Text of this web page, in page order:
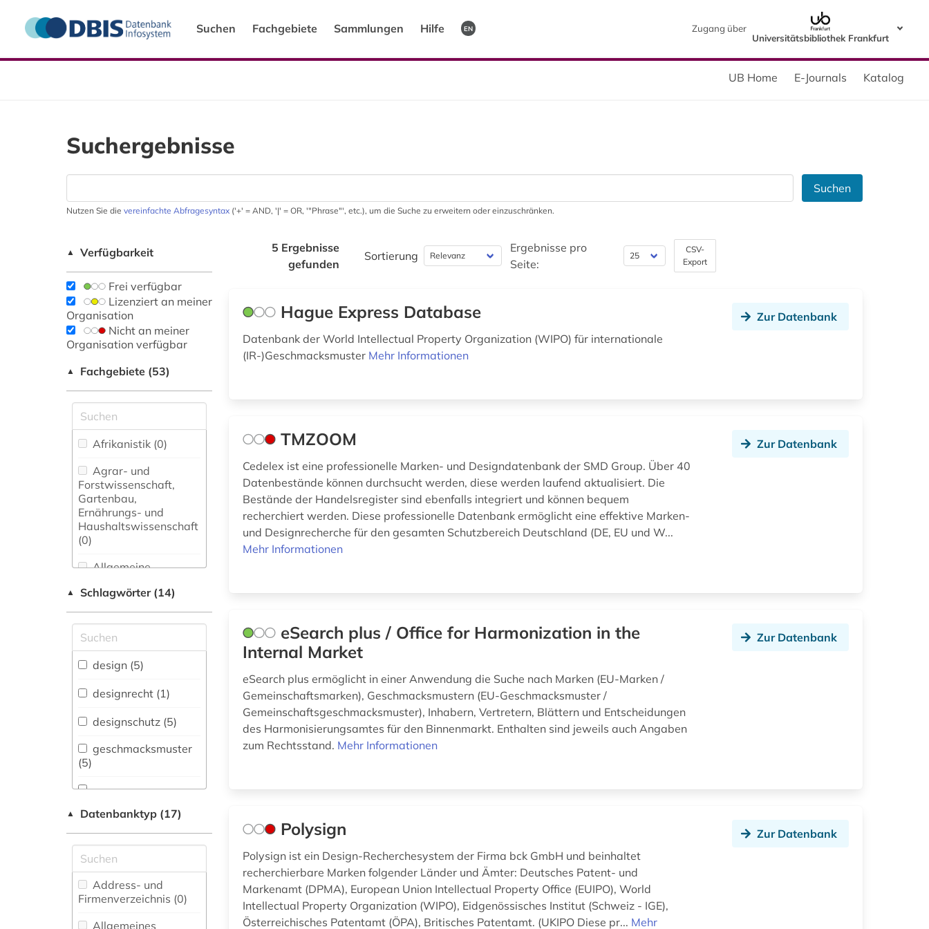
Suchen Fachgebiete Sammlungen Hilfe EN
Zugang über
Universitätsbibliothek Frankfurt
UB Home E-Journals Katalog
Suchergebnisse
Suchen
Nutzen Sie die vereinfachte Abfragesyntax ('+' = AND, '|' = OR, '"Phrase"', etc.), um die Suche zu erweitern oder einzuschränken.
▲ Verfügbarkeit
Frei verfügbar
Lizenziert an meiner
Organisation
Nicht an meiner
Organisation verfügbar
▲ Fachgebiete (53)
Afrikanistik (0)
Agrar- und
Forstwissenschaft,
Gartenbau,
Ernährungs- und
Haushaltswissenschaft
(0)
Allgemeine
fachübergreifende
Datenbanken (4)
Allgemeine und
vergleichende Sprach-
und
Literaturwissenschaft.
Indogermanistik.
Außereuropäische
Sprachen und
Literaturen (0)
Anglistik.
Architektur,
Bauingenieur- und
Vermessungswesen (0)
Biotechnologie (0)
▲ Schlagwörter (14)
design (5)
designrecht (1)
designschutz (5)
geschmacksmuster
(5)
(5)
geschmacksmusterrecht
(4)
gewerbliche
▲ Datenbanktyp (17)
Address- und
Firmenverzeichnis (0)
Allgemeines
5 Ergebnisse
gefunden
Sortierung
Ergebnisse pro
Seite:
CSV-
Export
Hague Express Database
Datenbank der World Intellectual Property Organization (WIPO) für internationale
(IR-)Geschmacksmuster Mehr Informationen
Zur Datenbank
TMZOOM
Cedelex ist eine professionelle Marken- und Designdatenbank der SMD Group. Über 40
Datenbestände können durchsucht werden, diese werden laufend aktualisiert. Die
Bestände der Handelsregister sind ebenfalls integriert und können bequem
recherchiert werden. Diese professionelle Datenbank ermöglicht eine effektive Marken-
und Designrecherche für den gesamten Schutzbereich Deutschland (DE, EU und W...
Mehr Informationen
Zur Datenbank
eSearch plus / Office for Harmonization in the
Internal Market
eSearch plus ermöglicht in einer Anwendung die Suche nach Marken (EU-Marken /
Gemeinschaftsmarken), Geschmacksmustern (EU-Geschmacksmuster /
Gemeinschaftsgeschmacksmuster), Inhabern, Vertretern, Blättern und Entscheidungen
des Harmonisierungsamtes für den Binnenmarkt. Enthalten sind jeweils auch Angaben
zum Rechtsstand. Mehr Informationen
Zur Datenbank
Polysign
Polysign ist ein Design-Recherchesystem der Firma bck GmbH und beinhaltet
recherchierbare Marken folgender Länder und Ämter: Deutsches Patent- und
Markenamt (DPMA), European Union Intellectual Property Office (EUIPO), World
Intellectual Property Organization (WIPO), Eidgenössisches Institut (Schweiz - IGE),
Österreichisches Patentamt (ÖPA), Britisches Patentamt. (UKIPO Diese pr... Mehr
Zur Datenbank